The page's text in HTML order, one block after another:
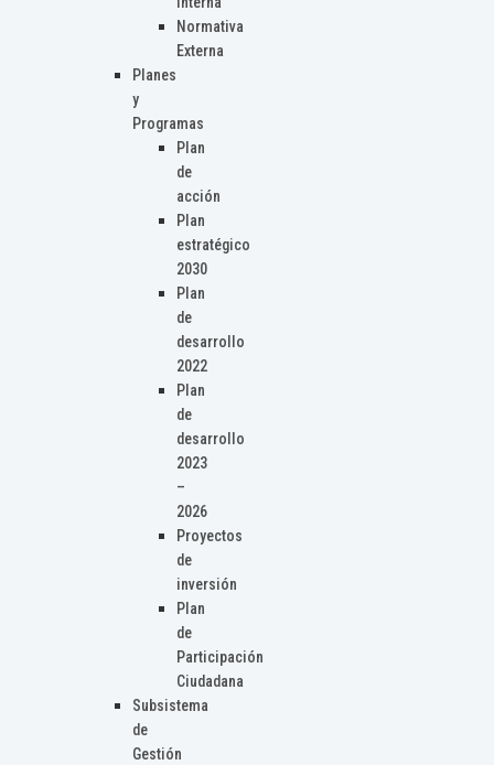
Normativa
Externa
Planes
y
Programas
Plan
de
acción
Plan
estratégico
2030
Plan
de
desarrollo
2022
Plan
de
desarrollo
2023
–
2026
Proyectos
de
inversión
Plan
de
Participación
Ciudadana
Subsistema
de
Gestión